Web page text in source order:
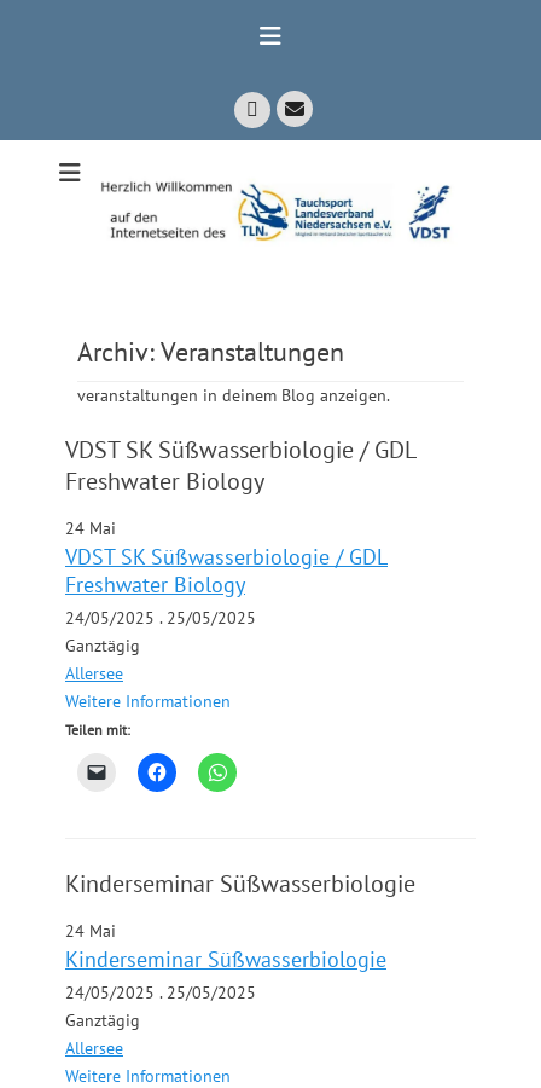
Facebook
E-
Mail
Tauchsport
Landesverband
Archiv:Veranstaltungen
veranstaltungen in deinem Blog anzeigen.
VDST SK Süßwasserbiologie / GDL
Freshwater Biology
24 Mai
VDST SK Süßwasserbiologie / GDL
Freshwater Biology
24/05/2025 . 25/05/2025
Ganztägig
Allersee
Weitere Informationen
Teilen mit:
Kinderseminar Süßwasserbiologie
24 Mai
Kinderseminar Süßwasserbiologie
24/05/2025 . 25/05/2025
Ganztägig
Allersee
Weitere Informationen